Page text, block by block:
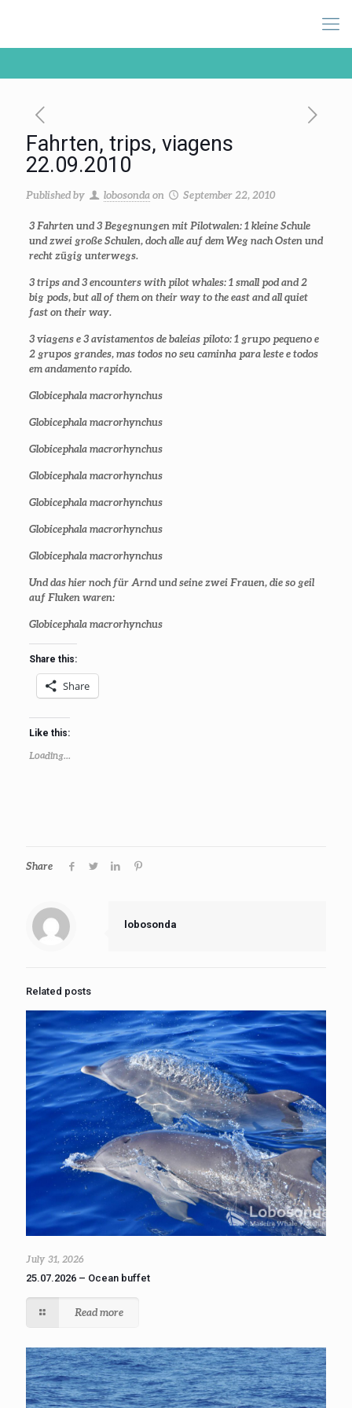
Fahrten, trips, viagens
22.09.2010
Published by lobosonda on September 22, 2010
3 Fahrten und 3 Begegnungen mit Pilotwalen: 1 kleine Schule
und zwei große Schulen, doch alle auf dem Weg nach Osten und
recht zügig unterwegs.
3 trips and 3 encounters with pilot whales: 1 small pod and 2
big pods, but all of them on their way to the east and all quiet
fast on their way.
3 viagens e 3 avistamentos de baleias piloto: 1 grupo pequeno e
2 grupos grandes, mas todos no seu caminha para leste e todos
em andamento rapido.
Globicephala macrorhynchus
Globicephala macrorhynchus
Globicephala macrorhynchus
Globicephala macrorhynchus
Globicephala macrorhynchus
Globicephala macrorhynchus
Globicephala macrorhynchus
Und das hier noch für Arnd und seine zwei Frauen, die so geil
auf Fluken waren:
Globicephala macrorhynchus
Share this:
Share
Like this:
Loading...
Share
lobosonda
Related posts
July 31, 2026
25.07.2026 – Ocean buffet
Read more